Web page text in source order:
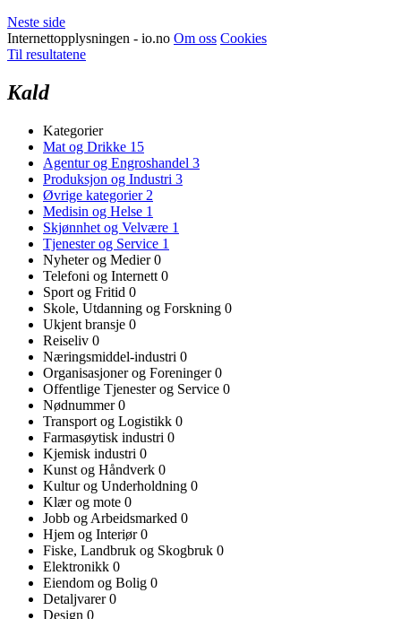
Neste side
Internettopplysningen - io.no Om oss Cookies
Til resultatene
Kald
Kategorier
Mat og Drikke 15
Agentur og Engroshandel 3
Produksjon og Industri 3
Øvrige kategorier 2
Medisin og Helse 1
Skjønnhet og Velvære 1
Tjenester og Service 1
Nyheter og Medier0
Telefoni og Internett 0
Sport og Fritid 0
Skole, Utdanning og Forskning 0
Ukjent bransje 0
Reiseliv 0
Næringsmiddel-industri 0
Organisasjoner og Foreninger0
Offentlige Tjenester og Service 0
Nødnummer0
Transport og Logistikk 0
Farmasøytisk industri 0
Kjemisk industri 0
Kunst og Håndverk 0
Kultur og Underholdning 0
Klær og mote 0
Jobb og Arbeidsmarked 0
Hjem og Interiør0
Fiske, Landbruk og Skogbruk 0
Elektronikk 0
Eiendom og Bolig 0
Detaljvarer0
Design 0